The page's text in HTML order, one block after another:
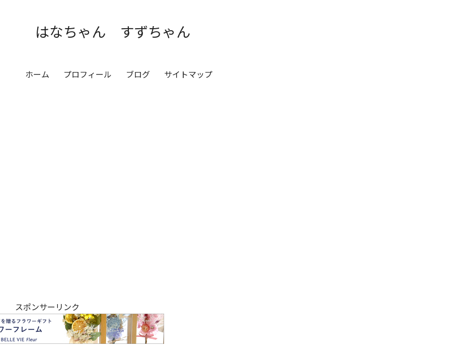
はなちゃん すずちゃん
ホーム プロフィール ブログ サイトマップ
スポンサーリンク